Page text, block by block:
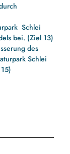
Schlei
bei. (Ziel 13)
des
Schlei